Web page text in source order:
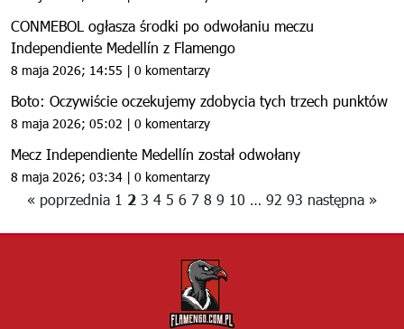
CONMEBOL ogłasza środki po odwołaniu meczu
Independiente Medellín z Flamengo
8 maja 2026; 14:55 | 0 komentarzy
Boto: Oczywiście oczekujemy zdobycia tych trzech punktów
8 maja 2026; 05:02 | 0 komentarzy
Mecz Independiente Medellín został odwołany
8 maja 2026; 03:34 | 0 komentarzy
« poprzednia 1 2 3 4 5 6 7 8 9 10 … 92 93 następna »